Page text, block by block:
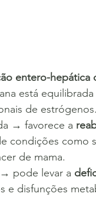
entero-hepática
está
de estrógenos.
→ favorece a
condições como
de mama.
pode levar a
e disfunções